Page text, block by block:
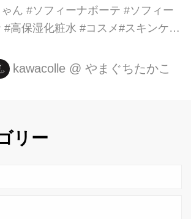
ん #ソフィーナボーテ #ソフィー
#高保湿化粧水 #コスメ#スキンケア
#化粧水#乳液#uv乳液 #愛犬#チョ
タンチワワ#デカチワワ#りんちゃん
kawacolle @ やまぐちたかこ
リー